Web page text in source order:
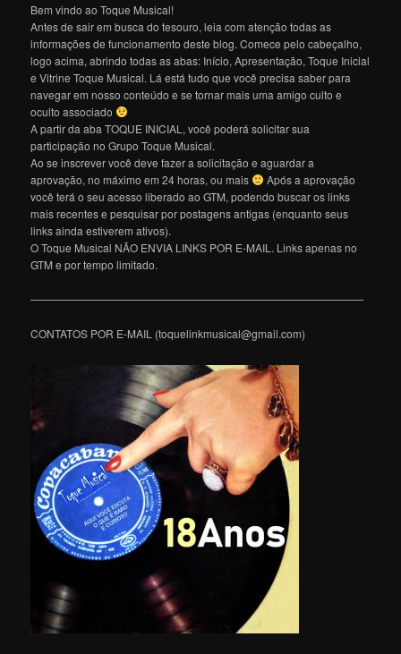
Bem vindo ao Toque Musical!
Antes de sair em busca do tesouro, leia com atenção todas as
informações de funcionamento deste blog. Comece pelo cabeçalho,
logo acima, abrindo todas as abas: Início, Apresentação, Toque Inicial
e Vitrine Toque Musical. Lá está tudo que você precisa saber para
navegar em nosso conteúdo e se tornar mais uma amigo culto e
oculto associado
A partir da aba TOQUE INICIAL, você poderá solicitar sua
participação no Grupo Toque Musical.
Ao se inscrever você deve fazer a solicitação e aguardar a
aprovação, no máximo em 24 horas, ou mais
Após a aprovação
você terá o seu acesso liberado ao GTM, podendo buscar os links
mais recentes e pesquisar por postagens antigas (enquanto seus
links ainda estiverem ativos).
O Toque Musical NÃO ENVIA LINKS POR E-MAIL. Links apenas no
GTM e por tempo limitado.
———————————————————————————————
CONTATOS POR E-MAIL (toquelinkmusical@gmail.com)